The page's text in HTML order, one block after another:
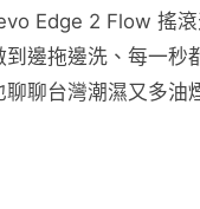
Edge 2 Flow 搖
邊拖邊洗、每一秒
聊台灣潮濕又多油